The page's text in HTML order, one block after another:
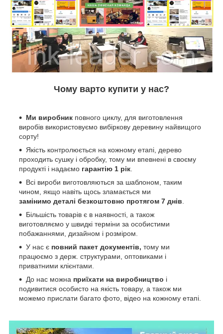
Чому варто купити у нас?
Ми виробник повного циклу, для виготовлення
виробів використовуємо вибіркову деревину найвищого
сорту!
Якість контролюється на кожному етапі, дерево
проходить сушку і обробку, тому ми впевнені в своєму
продукті і надаємо гарантію 1 рік
Всі вироби виготовляються за шаблоном, таким
чином, якщо навіть щось зламається ми
замінимо деталі безкоштовно протягом 7 днів
Більшість товарів є в наявності, а також
виготовляємо у швидкі терміни за особистими
побажаннями, дизайном і розміром.
У нас є повний пакет документів, тому ми
працюємо з держ. структурами, оптовиками і
приватними клієнтами.
До нас можна приїхати на виробництво і
подивитися особисто на якість товару, а також ми
можемо прислати багато фото, відео на кожному етапі.